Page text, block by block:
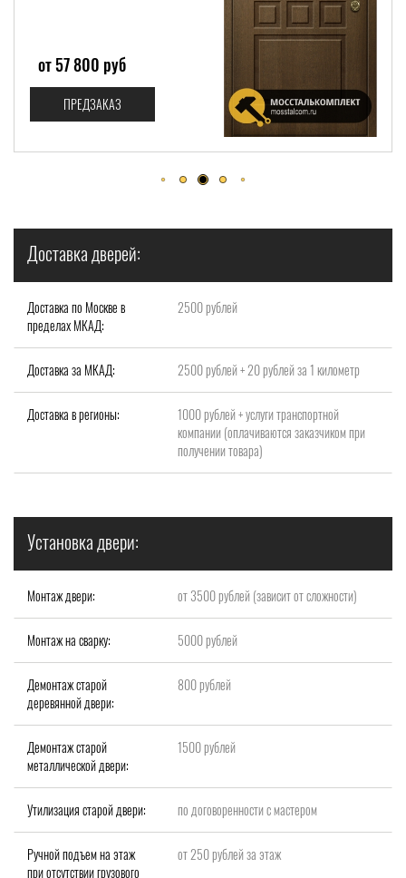
от 57 800 руб
ПРЕДЗАКАЗ
Доставка дверей:
Доставка по Москве в
пределах МКАД:
2500 рублей
Доставка за МКАД: 2500 рублей + 20 рублей за 1 километр
Доставка в регионы:
1000 рублей + услуги транспортной
компании (оплачиваются заказчиком при
получении товара)
Установка двери:
Монтаж двери: от 3500 рублей (зависит от сложности)
Монтаж на сварку: 5000 рублей
Демонтаж старой
деревянной двери:
800 рублей
Демонтаж старой
металлической двери:
1500 рублей
Утилизация старой двери: по договоренности с мастером
Ручной подъем на этаж
при отсутствии грузового
от 250 рублей за этаж